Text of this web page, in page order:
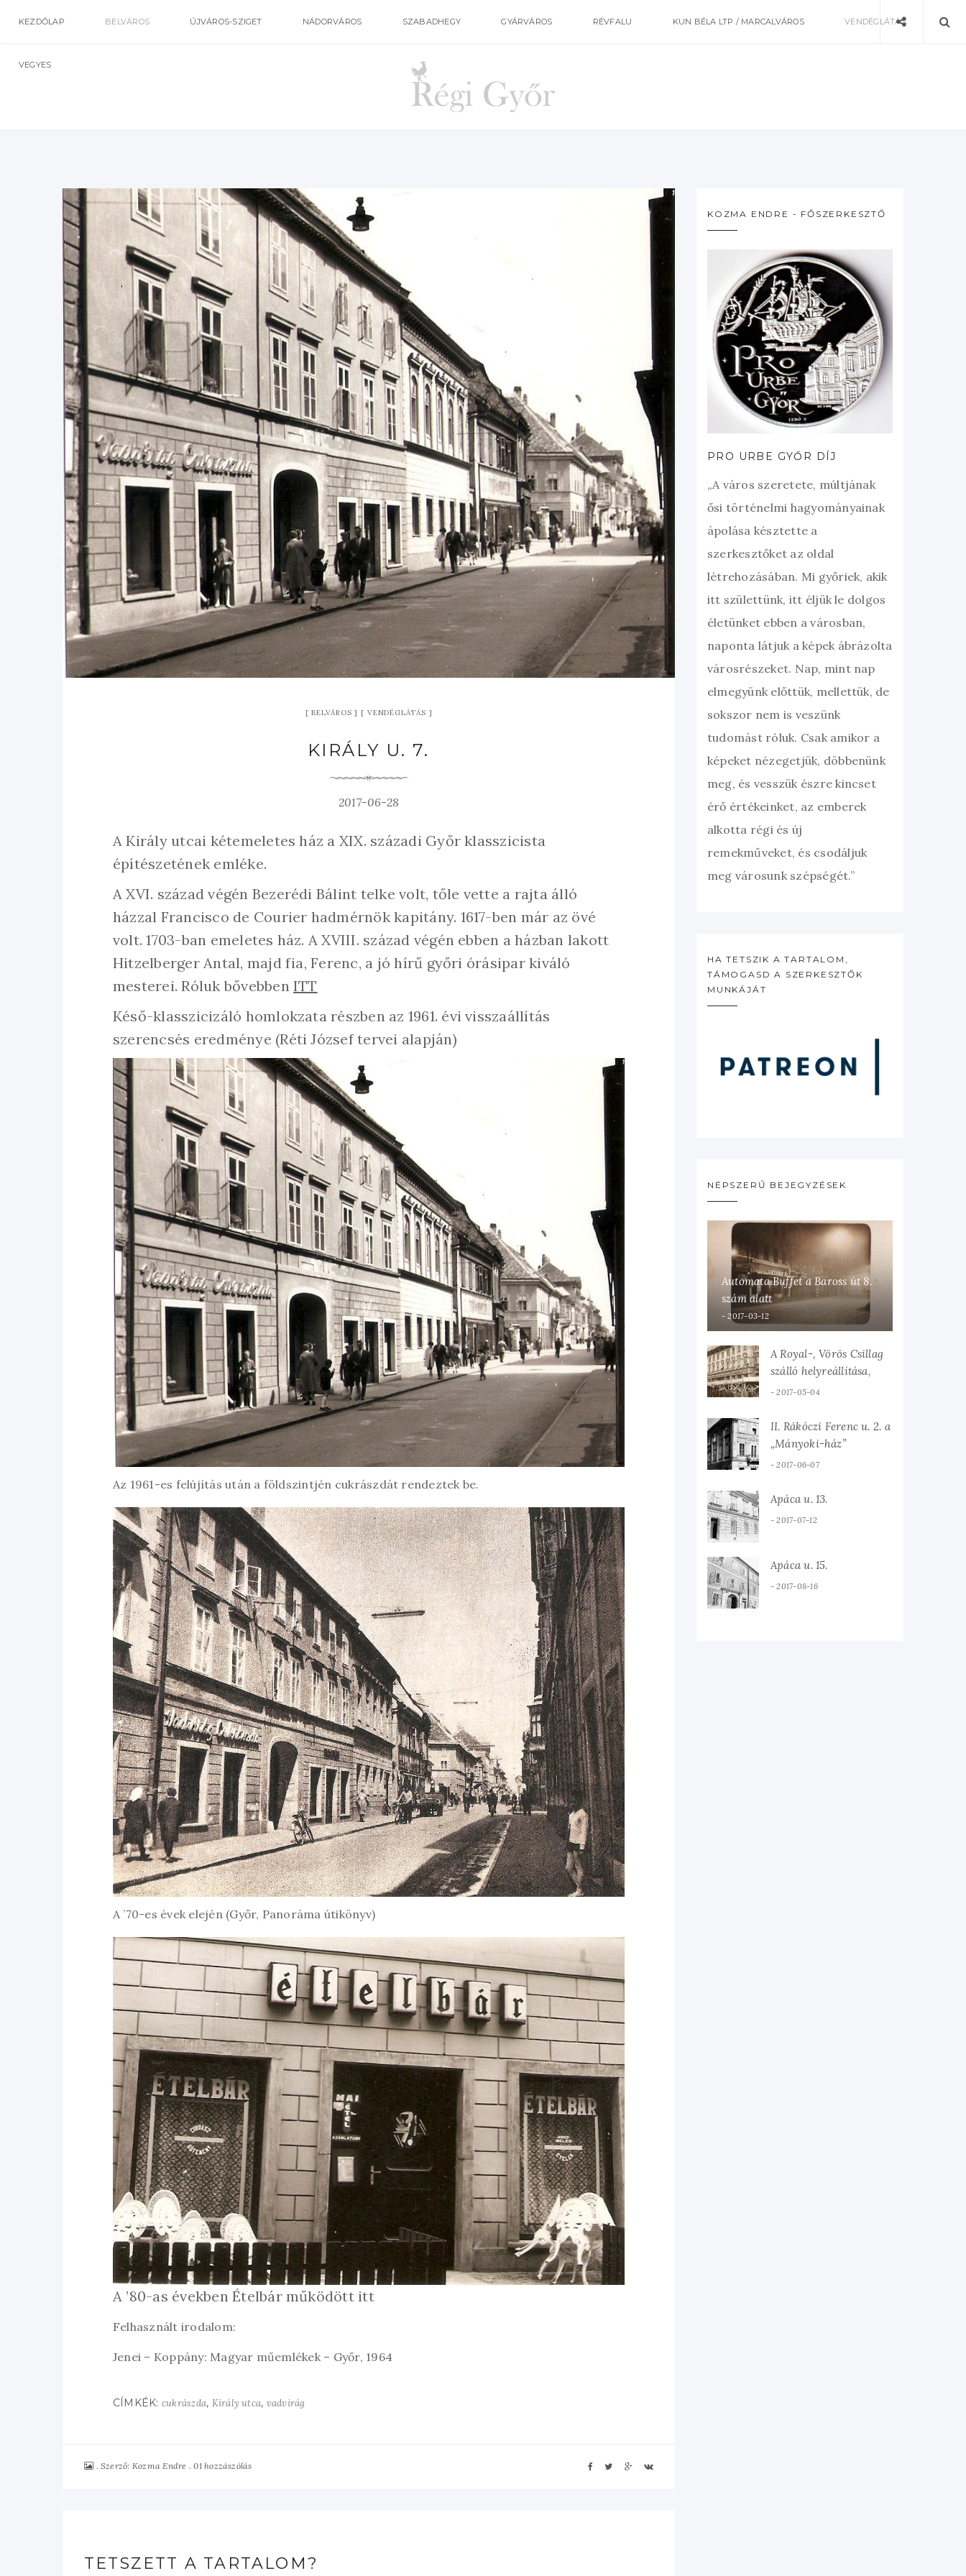
KEZDŐLAP BELVÁROS ÚJVÁROS-SZIGET NÁDORVÁROS SZABADHEGY GYÁRVÁROS RÉVFALU KUN BÉLA LTP / MARCALVÁROS VENDÉGLÁTÁS
VEGYES
BELVÁROS VENDÉGLÁTÁS
KIRÁLY U. 7.
2017-06-28
A Király utcai kétemeletes ház a XIX. századi Győr klasszicista
építészetének emléke.
A XVI. század végén Bezerédi Bálint telke volt, tőle vette a rajta álló
házzal Francisco de Courier hadmérnök kapitány. 1617-ben már az övé
volt. 1703-ban emeletes ház. A XVIII. század végén ebben a házban lakott
Hitzelberger Antal, majd fia, Ferenc, a jó hírű győri órásipar kiváló
mesterei. Róluk bővebben ITT
Késő-klasszicizáló homlokzata részben az 1961. évi visszaállítás
szerencsés eredménye (Réti József tervei alapján)
Az 1961-es felújítás után a földszintjén cukrászdát rendeztek be.
A ’70-es évek elején (Győr, Panoráma útikönyv)
A ’80-as években Ételbár működött itt
Felhasznált irodalom:
Jenei – Koppány: Magyar műemlékek – Győr, 1964
CÍMKÉK: cukrászda, Király utca, vadvirág
Szerző: Kozma Endre 01 hozzászólás
TETSZETT A TARTALOM?
KOZMA ENDRE - FŐSZERKESZTŐ
PRO URBE GYŐR DÍJ
„A város szeretete, múltjának
ősi történelmi hagyományainak
ápolása késztette a
szerkesztőket az oldal
létrehozásában. Mi győriek, akik
itt születtünk, itt éljük le dolgos
életünket ebben a városban,
naponta látjuk a képek ábrázolta
városrészeket. Nap, mint nap
elmegyünk előttük, mellettük, de
sokszor nem is veszünk
tudomást róluk. Csak amikor a
képeket nézegetjük, döbbenünk
meg, és vesszük észre kincset
érő értékeinket, az emberek
alkotta régi és új
remekműveket, és csodáljuk
meg városunk szépségét.”
HA TETSZIK A TARTALOM,
TÁMOGASD A SZERKESZTŐK
MUNKÁJÁT
NÉPSZERŰ BEJEGYZÉSEK
Automata Buffet a Baross út 8.
szám alatt
2017-03-12
A Royal-, Vörös Csillag
szálló helyreállítása,
1952
2017-05-04
II. Rákóczi Ferenc u. 2. a
„Mányoki-ház”
2017-06-07
Apáca u. 13.
2017-07-12
Apáca u. 15.
2017-08-16